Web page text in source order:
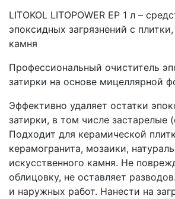
LITOKOL LITOPOWER EP 1 л –
эпоксидных загрязнений с
камня
Профессиональный очиститель
затирки на основе мицеллярной
Эффективно удаляет остатки
затирки, в том числе застарелые
Подходит для керамической
керамогранита, мозаики,
искусственного камня. Не
облицовку, не оставляет
и наружных работ. Нанести на